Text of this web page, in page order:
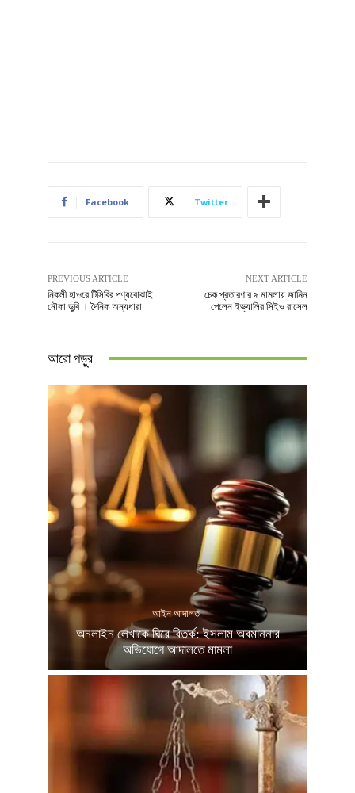
Facebook Twitter
PREVIOUS ARTICLE
নিকলী হাওরে টিসিবির পণ্যবোঝাই
নৌকা ডুবি । দৈনিক অন্যধারা
NEXT ARTICLE
চেক প্রতারণার ৯ মামলায় জামিন
পেলেন ইভ্যালির সিইও রাসেল
আরো পড়ুুর
আইন আদালত
অনলাইন লেখাকে ঘিরে বিতর্ক: ইসলাম অবমাননার
অভিযোগে আদালতে মামলা